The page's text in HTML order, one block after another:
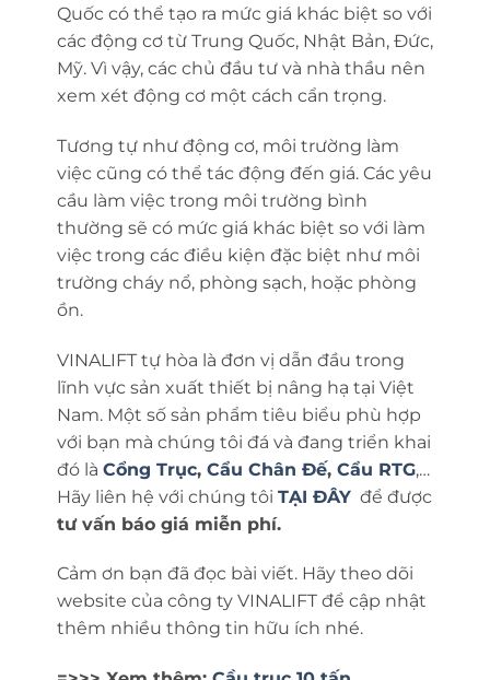
Quốc có thể tạo ra mức giá khác biệt so với
các động cơ từ Trung Quốc, Nhật Bản, Đức,
Mỹ. Vì vậy, các chủ đầu tư và nhà thầu nên
xem xét động cơ một cách cẩn trọng.
Tương tự như động cơ, môi trường làm
việc cũng có thể tác động đến giá. Các yêu
cầu làm việc trong môi trường bình
thường sẽ có mức giá khác biệt so với làm
việc trong các điều kiện đặc biệt như môi
trường cháy nổ, phòng sạch, hoặc phòng
ồn.
VINALIFT tự hòa là đơn vị dẫn đầu trong
lĩnh vực sản xuất thiết bị nâng hạ tại Việt
Nam. Một số sản phẩm tiêu biểu phù hợp
với bạn mà chúng tôi đá và đang triển khai
đó là Cổng Trục, Cẩu Chân Đế, Cẩu RTG,…
Hãy liên hệ với chúng tôi TẠI ĐÂY để được
tư vấn báo giá miễn phí.
Cảm ơn bạn đã đọc bài viết. Hãy theo dõi
website của công ty VINALIFT để cập nhật
thêm nhiều thông tin hữu ích nhé.